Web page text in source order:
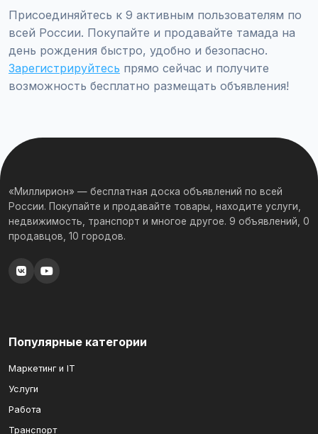
Присоединяйтесь к 9 активным пользователям по
всей России. Покупайте и продавайте тамада на
день рождения быстро, удобно и безопасно.
Зарегистрируйтесь прямо сейчас и получите
возможность бесплатно размещать объявления!
«Миллирион» — бесплатная доска объявлений по всей
России. Покупайте и продавайте товары, находите услуги,
недвижимость, транспорт и многое другое. 9 объявлений, 0
продавцов, 10 городов.
Популярные категории
Маркетинг и IT
Услуги
Работа
Транспорт